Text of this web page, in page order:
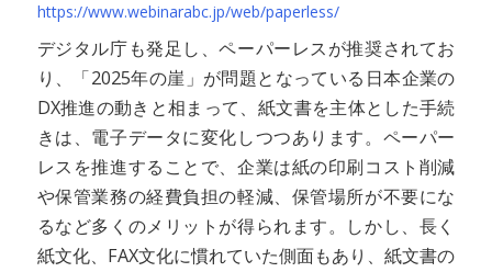
https://www.webinarabc.jp/web/paperless/
デジタル庁も発足し、ペーパーレスが推奨されてお
り、「2025年の崖」が問題となっている日本企業の
DX推進の動きと相まって、紙文書を主体とした手続
きは、電子データに変化しつつあります。ペーパー
レスを推進することで、企業は紙の印刷コスト削減
や保管業務の経費負担の軽減、保管場所が不要にな
るなど多くのメリットが得られます。しかし、長く
紙文化、FAX文化に慣れていた側面もあり、紙文書の